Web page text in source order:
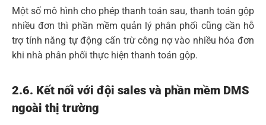
Một số mô hình cho phép thanh toán sau, thanh toán gộp
nhiều đơn thì phần mềm quản lý phân phối cũng cần hỗ
trợ tính năng tự động cấn trừ công nợ vào nhiều hóa đơn
khi nhà phân phối thực hiện thanh toán gộp.
2.6. Kết nối với đội sales và phần mềm DMS
ngoài thị trường